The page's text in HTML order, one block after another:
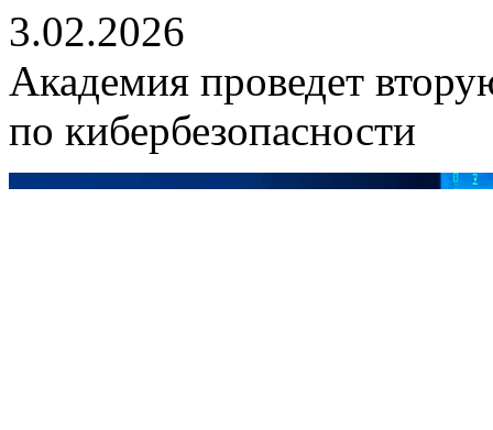
3.02.2026
Академия проведет
по кибербезопасности